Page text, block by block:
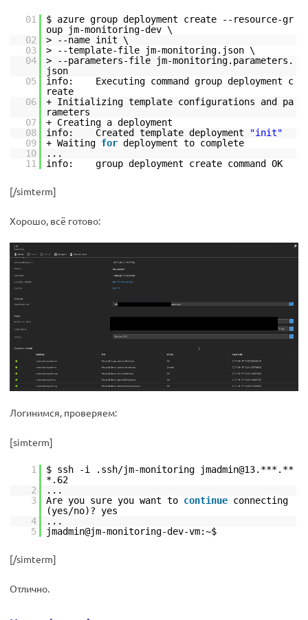
01
$ azure group deployment create --resource-gr
oup jm-monitoring-dev \
02
> --name init \
03
> --template-file jm-monitoring.json \
04
> --parameters-file jm-monitoring.parameters.
json
05
info: Executing command group deployment c
reate
06
+ Initializing template configurations and pa
rameters
07
+ Creating a deployment
08
info: Created template deployment
"init"
09
+ Waiting for deployment to complete
10
...
11
info: group deployment create command OK
[/simterm]
Хорошо, всё готово:
Логинимся, проверяем:
[simterm]
1
$ ssh -i .ssh/jm-monitoring jmadmin@13.***.**
*.62
2
...
3
Are you sure you want to continue connecting
(yes/no)? yes
4
...
5
jmadmin@jm-monitoring-dev-vm:~$
[/simterm]
Отлично.